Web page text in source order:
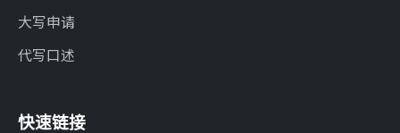
大写申请
代写口述
快速链接